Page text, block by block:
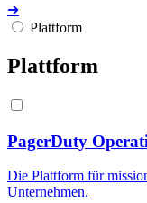
➔
Plattform
Plattform
PagerDuty
Die Plattform für
Unternehmen.